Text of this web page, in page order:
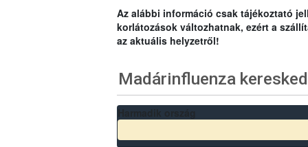
Az alábbi információ csak tájékoztató
korlátozások változhatnak, ezért a
az aktuális helyzetről!
Madárinfluenza